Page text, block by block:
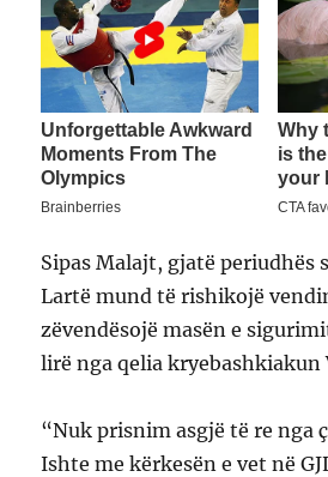
Sipas Malajt, gjatë periudhës
Lartë mund të rishikojë
zëvendësojë masën e
lirë nga qelia kryebashkiakun
“Nuk prisnim asgjë të re nga
Ishte me kërkesën e vet në